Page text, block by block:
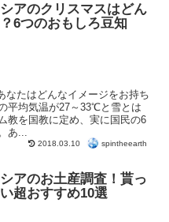
アのクリスマスはどん
6つのおもしろ豆知
なたはどんなイメージをお持ち
平均気温が27～33℃と雪とは
教を国教に定め、実に国民の6
あ...
2018.03.10 spintheearth
アのお土産調査！貰っ
超おすすめ10選